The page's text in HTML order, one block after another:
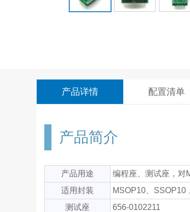
产品详情 配置清单
产品简介
产品用途
编程座、测试座，对
适用封装
MSOP10、SSOP10
测试座
656-0102211